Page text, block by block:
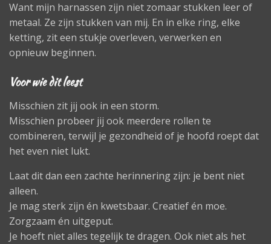
Want mijn harnassen zijn niet zomaar stukken leer of
metaal. Ze zijn stukken van mij. En in elke ring, elke
ketting, zit een stukje overleven, verwerken en
opnieuw beginnen.
Voor wie dit leest
Misschien zit jij ook in een storm.
Misschien probeer jij ook meerdere rollen te
combineren, terwijl je gezondheid of je hoofd roept dat
het even niet lukt.
Laat dit dan een zachte herinnering zijn: je bent niet
alleen.
Je mag sterk zijn én kwetsbaar. Creatief én moe.
Zorgzaam én uitgeput.
Je hoeft niet alles tegelijk te dragen. Ook niet als het